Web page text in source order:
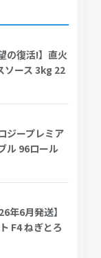
の復活!】直火
ソース 3kg 22
ジープレミア
ル 96ロール
年6月発送】
F4 ねぎとろ